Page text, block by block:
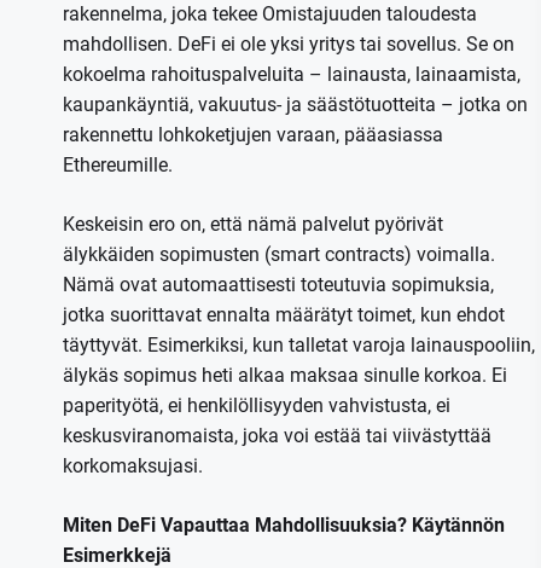
rakennelma, joka tekee Omistajuuden taloudesta
mahdollisen. DeFi ei ole yksi yritys tai sovellus. Se on
kokoelma rahoituspalveluita – lainausta, lainaamista,
kaupankäyntiä, vakuutus- ja säästötuotteita – jotka on
rakennettu lohkoketjujen varaan, pääasiassa
Ethereumille.
Keskeisin ero on, että nämä palvelut pyörivät
älykkäiden sopimusten (smart contracts) voimalla.
Nämä ovat automaattisesti toteutuvia sopimuksia,
jotka suorittavat ennalta määrätyt toimet, kun ehdot
täyttyvät. Esimerkiksi, kun talletat varoja lainauspooliin,
älykäs sopimus heti alkaa maksaa sinulle korkoa. Ei
paperityötä, ei henkilöllisyyden vahvistusta, ei
keskusviranomaista, joka voi estää tai viivästyttää
korkomaksujasi.
Miten DeFi Vapauttaa Mahdollisuuksia? Käytännön
Esimerkkejä